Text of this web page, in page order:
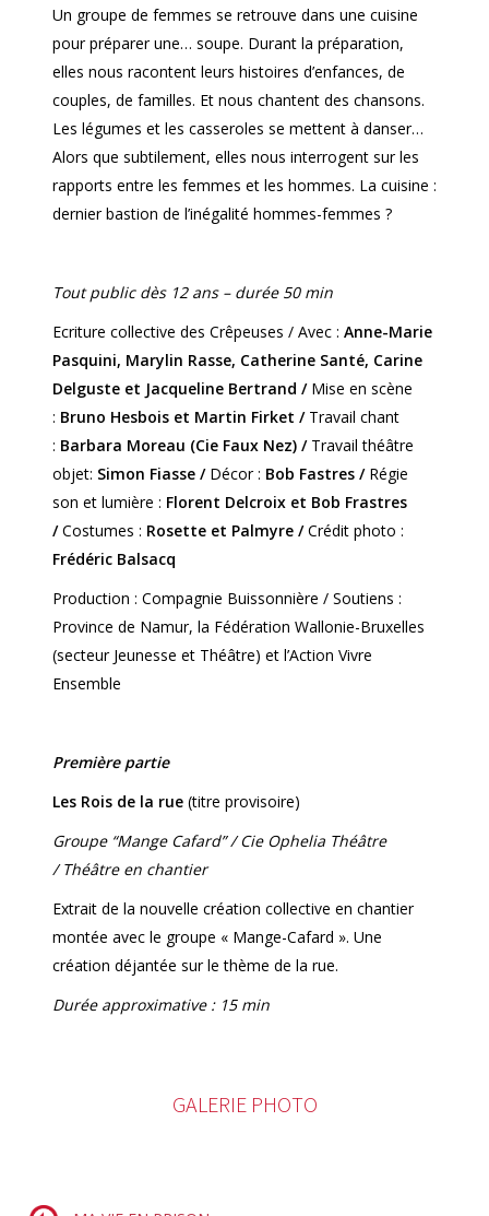
Un groupe de femmes se retrouve dans une cuisine
pour préparer une… soupe. Durant la préparation,
elles nous racontent leurs histoires d’enfances, de
couples, de familles. Et nous chantent des chansons.
Les légumes et les casseroles se mettent à danser…
Alors que subtilement, elles nous interrogent sur les
rapports entre les femmes et les hommes. La cuisine :
dernier bastion de l’inégalité hommes-femmes ?
Tout public dès 12 ans – durée 50 min
Ecriture collective des Crêpeuses / Avec : Anne-Marie
Pasquini, Marylin Rasse, Catherine Santé, Carine
Delguste et Jacqueline Bertrand / Mise en scène
: Bruno Hesbois et Martin Firket / Travail chant
: Barbara Moreau (Cie Faux Nez) / Travail théâtre
objet: Simon Fiasse / Décor : Bob Fastres / Régie
son et lumière : Florent Delcroix et Bob Frastres
/Costumes : Rosette et Palmyre /Crédit photo :
Frédéric Balsacq
Production : Compagnie Buissonnière / Soutiens :
Province de Namur, la Fédération Wallonie-Bruxelles
(secteur Jeunesse et Théâtre) et l’Action Vivre
Ensemble
Première partie
Les Rois de la rue (titre provisoire)
Groupe “Mange Cafard” / Cie Ophelia Théâtre
/Théâtre en chantier
Extrait de la nouvelle création collective en chantier
montée avec le groupe « Mange-Cafard ». Une
création déjantée sur le thème de la rue.
Durée approximative : 15 min
GALERIE PHOTO